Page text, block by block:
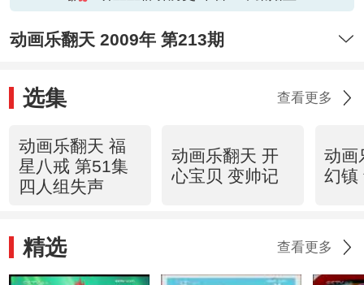
动画乐翻天 2009年 第213期
选集 查看更多
动画乐翻天 福
星八戒 第51集
四人组失声
动画乐翻天 开
心宝贝 变帅记
动画
幻镇
精选 查看更多